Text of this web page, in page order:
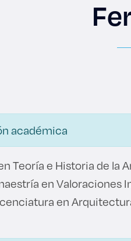
Graduaciones
CRUCE
académica
Teoría e Historia de la
en Valoraciones
en